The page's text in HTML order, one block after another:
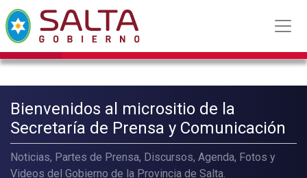
Bienvenidos al micrositio de la
Secretaría de Prensa y Comunicación
Noticias, Partes de Prensa, Discursos, Agenda, Fotos y
Videos del Gobierno de la Provincia de Salta.